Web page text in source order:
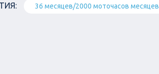
36 месяцев/2000 моточасов месяцев